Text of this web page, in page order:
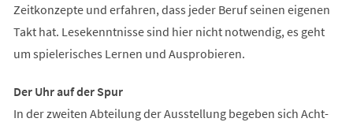
Zeitkonzepte und erfahren, dass jeder Beruf seinen eigenen
Takt hat. Lesekenntnisse sind hier nicht notwendig, es geht
um spielerisches Lernen und Ausprobieren.
Der Uhr auf der Spur
In der zweiten Abteilung der Ausstellung begeben sich Acht-